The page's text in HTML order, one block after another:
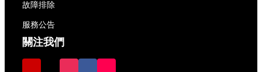
故障排除
服務公告
關注我們